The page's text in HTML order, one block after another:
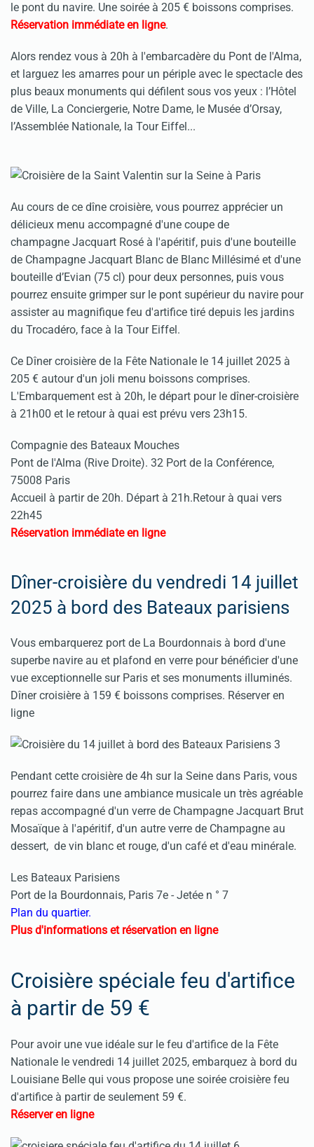
le pont du navire. Une soirée à 205 € boissons comprises.
Réservation immédiate en ligne.
Alors rendez vous à 20h à l'embarcadère du Pont de l'Alma,
et larguez les amarres pour un périple avec le spectacle des
plus beaux monuments qui défilent sous vos yeux : l’Hôtel
de Ville, La Conciergerie, Notre Dame, le Musée d’Orsay,
l’Assemblée Nationale, la Tour Eiffel...
Au cours de ce dîne croisière, vous pourrez apprécier un
délicieux menu accompagné d'une coupe de
champagne Jacquart Rosé à l'apéritif, puis d'une bouteille
de Champagne Jacquart Blanc de Blanc Millésimé et d'une
bouteille d’Evian (75 cl) pour deux personnes, puis vous
pourrez ensuite grimper sur le pont supérieur du navire pour
assister au magnifique feu d'artifice tiré depuis les jardins
du Trocadéro, face à la Tour Eiffel.
Ce Dîner croisière de la Fête Nationale le 14 juillet 2025 à
205 € autour d'un joli menu boissons comprises.
L'Embarquement est à 20h, le départ pour le dîner-croisière
à 21h00 et le retour à quai est prévu vers 23h15.
Compagnie des Bateaux Mouches
Pont de l'Alma (Rive Droite). 32 Port de la Conférence,
75008 Paris
Accueil à partir de 20h. Départ à 21h.Retour à quai vers
22h45
Réservation immédiate en ligne
Dîner-croisière du vendredi 14 juillet
2025 à bord des Bateaux parisiens
Vous embarquerez port de La Bourdonnais à bord d'une
superbe navire au et plafond en verre pour bénéficier d'une
vue exceptionnelle sur Paris et ses monuments illuminés.
Dîner croisière à 159 € boissons comprises. Réserver en
ligne
Pendant cette croisière de 4h sur la Seine dans Paris, vous
pourrez faire dans une ambiance musicale un très agréable
repas accompagné d'un verre de Champagne Jacquart Brut
Mosaïque à l'apéritif, d'un autre verre de Champagne au
dessert, de vin blanc et rouge, d'un café et d'eau minérale.
Les Bateaux Parisiens
Port de la Bourdonnais, Paris 7e - Jetée n ° 7
Plan du quartier.
Plus d'informations et réservation en ligne
Croisière spéciale feu d'artifice
à partir de 59 €
Pour avoir une vue idéale sur le feu d'artifice de la Fête
Nationale le vendredi 14 juillet 2025, embarquez à bord du
Louisiane Belle qui vous propose une soirée croisière feu
d'artifice à partir de seulement 59 €.
Réserver en ligne